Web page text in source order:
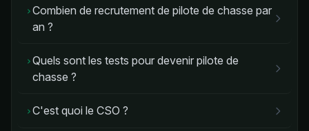
›Combien de recrutement de pilote de chasse par
an ?
›Quels sont les tests pour devenir pilote de
chasse ?
›C'est quoi le CSO ?